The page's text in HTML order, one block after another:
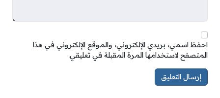
احفظ اسمي، بريدي الإلكتروني، والموقع الإلكتروني في هذا
المتصفح لاستخدامها المرة المقبلة في تعليقي.